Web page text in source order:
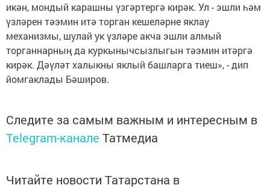
икән, мондый карашны үзгәртергә кирәк. Ул - эшли һәм
үзләрен тәэмин итә торган кешеләрне яклау
механизмы, шулай ук үзләре акча эшли алмый
торганнарның да куркынычсызлыгын тәэмин итәргә
кирәк. Дәүләт халыкны яклый башларга тиеш», - дип
йомгаклады Бәширов.
Следите за самым важным и интересным в
Telegram-канале Татмедиа
Читайте новости Татарстана в